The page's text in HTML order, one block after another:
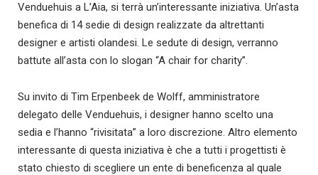
Venduehuis a L’Aia, si terrà un’interessante iniziativa. Un’asta
benefica di 14 sedie di design realizzate da altrettanti
designer e artisti olandesi. Le sedute di design, verranno
battute all’asta con lo slogan “A chair for charity”.
Su invito di Tim Erpenbeek de Wolff, amministratore
delegato delle Venduehuis, i designer hanno scelto una
sedia e l’hanno “rivisitata” a loro discrezione. Altro elemento
interessante di questa iniziativa è che a tutti i progettisti è
stato chiesto di scegliere un ente di beneficenza al quale